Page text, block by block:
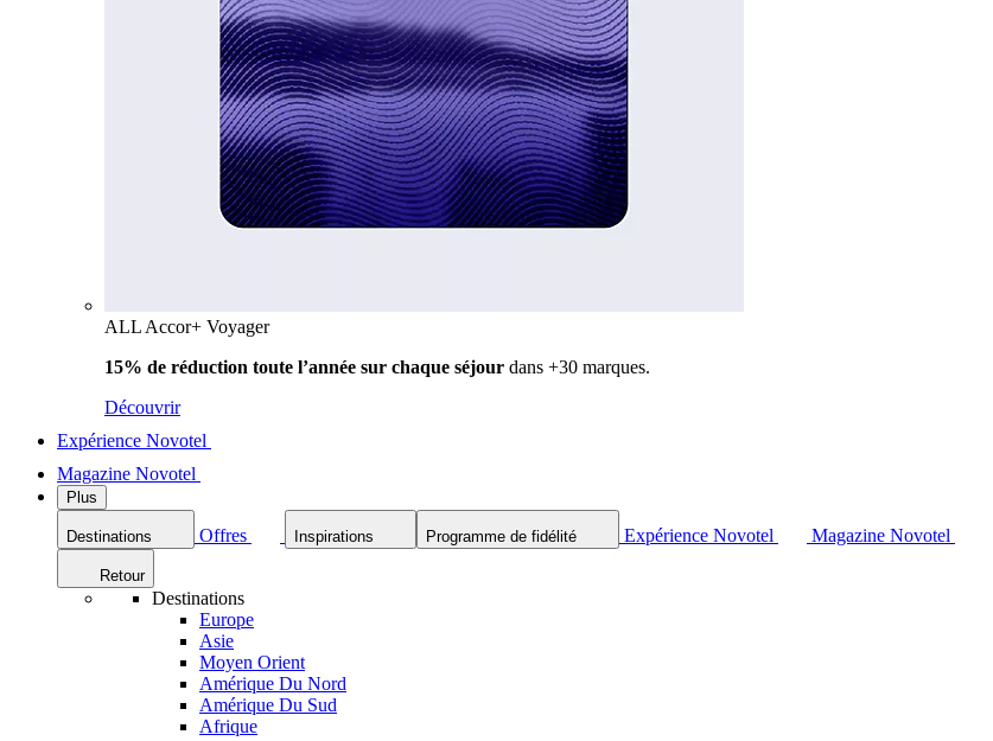
ALL Accor+ Voyager
15% de réduction toute l’année sur chaque séjour dans +30 marques.
Découvrir
Expérience Novotel
Magazine Novotel
Plus
Destinations Offres Inspirations Programme de fidélité Expérience Novotel Magazine Novotel
Retour
Destinations
Europe
Asie
Moyen Orient
Amérique Du Nord
Amérique Du Sud
Afrique